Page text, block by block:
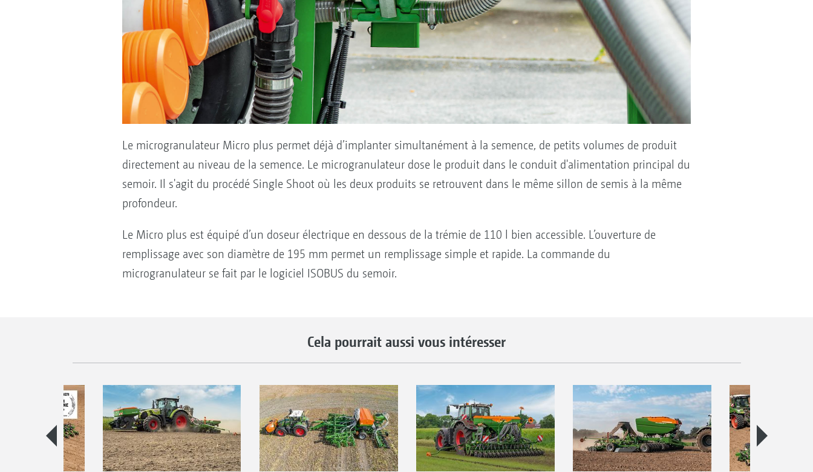
Le microgranulateur Micro plus permet déjà d’implanter simultanément à la semence, de petits volumes de produit
directement au niveau de la semence. Le microgranulateur dose le produit dans le conduit d'alimentation principal du
semoir. Il s'agit du procédé Single Shoot où les deux produits se retrouvent dans le même sillon de semis à la même
profondeur.
Le Micro plus est équipé d’un doseur électrique en dessous de la trémie de 110 l bien accessible. L’ouverture de
remplissage avec son diamètre de 195 mm permet un remplissage simple et rapide. La commande du
microgranulateur se fait par le logiciel ISOBUS du semoir.
Cela pourrait aussi vous intéresser